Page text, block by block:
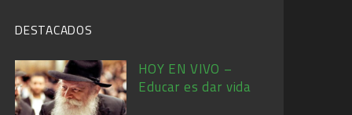
DESTACADOS
HOY EN VIVO –
Educar es dar vida